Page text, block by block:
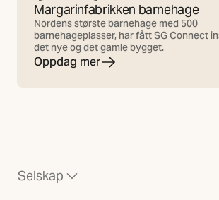
Margarinfabrikken barnehage
Nordens største barnehage med 500
barnehageplasser, har fått SG Connect
det nye og det gamle bygget.
Oppdag mer
Selskap